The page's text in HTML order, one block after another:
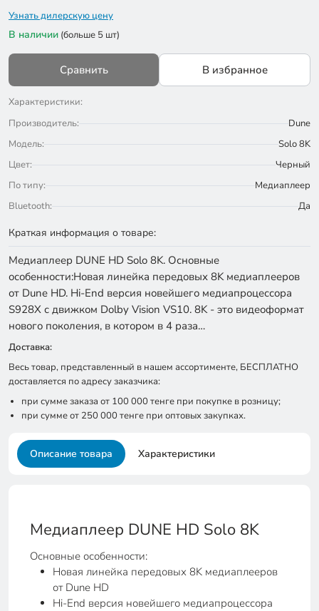
Узнать дилерскую цену
В наличии (больше 5 шт)
Сравнить В избранное
Характеристики:
Производитель:
Dune
Модель:
Solo 8K
Цвет:
Черный
По типу:
Медиаплеер
Bluetooth:
Да
Краткая информация о товаре:
Медиаплеер DUNE HD Solo 8K. Основные
особенности:Новая линейка передовых 8K медиаплееров
от Dune HD. Hi-End версия новейшего медиапроцессора
S928X с движком Dolby Vision VS10. 8K - это видеоформат
нового поколения, в котором в 4 раза…
Доставка:
Весь товар, представленный в нашем ассортименте, БЕСПЛАТНО
доставляется по адресу заказчика:
при сумме заказа от 100 000 тенге при покупке в розницу;
при сумме от 250 000 тенге при оптовых закупках.
Описание товара Характеристики
Медиаплеер DUNE HD Solo 8K
Основные особенности:
Новая линейка передовых 8K медиаплееров
от Dune HD
Hi-End версия новейшего медиапроцессора